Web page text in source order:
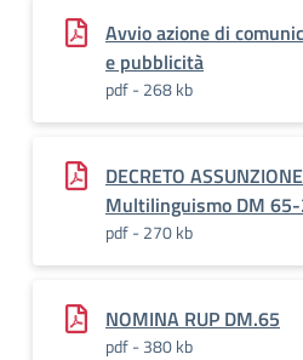
Avvio azione di
e pubblicità
pdf - 268 kb
DECRETO
Multilinguismo DM
pdf - 270 kb
NOMINA RUP DM.65
pdf - 380 kb